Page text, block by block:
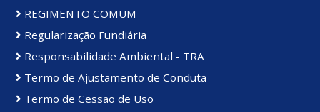
REGIMENTO COMUM
Regularização Fundiária
Responsabilidade Ambiental - TRA
Termo de Ajustamento de Conduta
Termo de Cessão de Uso